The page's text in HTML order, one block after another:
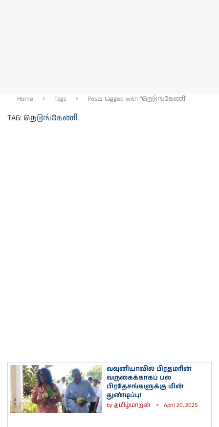
Home Tags Posts tagged with "நெடுங்கேணி"
TAG: நெடுங்கேணி
வவுனியாவில் பிரதமரின்
வருகைக்காகப் பல
பிரதேசங்களுக்கு மின்
துண்டிப்பு!
byதமிழ்மாறன் April 20, 2025